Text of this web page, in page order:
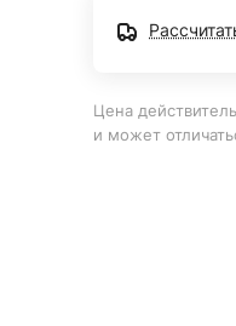
Цена
и может